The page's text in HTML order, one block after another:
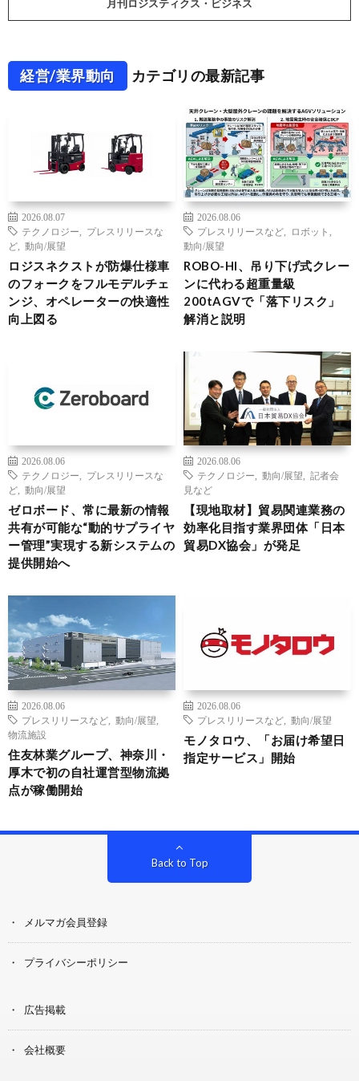
月刊ロジスティクス・ビジネス
経営/業界動向 カテゴリの最新記事
2026.08.07
テクノロジー
プレスリリースな
ど
動向/展望
ロジスネクストが防爆仕様車
のフォークをフルモデルチェ
ンジ、オペレーターの快適性
向上図る
2026.08.06
プレスリリースなど
ロボット
動向/展望
ROBO-HI、吊り下げ式クレー
ンに代わる超重量級
200tAGVで「落下リスク」
解消と説明
2026.08.06
テクノロジー
プレスリリースな
ど
動向/展望
ゼロボード、常に最新の情報
共有が可能な“動的サプライヤ
ー管理”実現する新システムの
提供開始へ
2026.08.06
テクノロジー
動向/展望
記者会
見など
【現地取材】貿易関連業務の
効率化目指す業界団体「日本
貿易DX協会」が発足
2026.08.06
プレスリリースなど
動向/展望
物流施設
住友林業グループ、神奈川・
厚木で初の自社運営型物流拠
点が稼働開始
2026.08.06
プレスリリースなど
動向/展望
モノタロウ、「お届け希望日
指定サービス」開始
Back to Top
メルマガ会員登録
プライバシーポリシー
広告掲載
会社概要